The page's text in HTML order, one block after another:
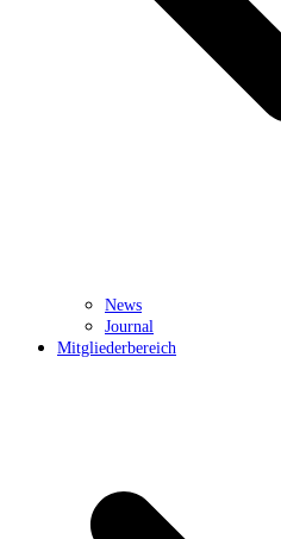
News
Journal
Mitgliederbereich